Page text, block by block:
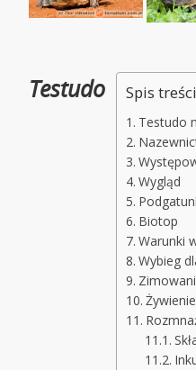
Spis treści
Testudo
Wygląd
Biotop
Warunki
Wybieg
Żywienie
Testudo